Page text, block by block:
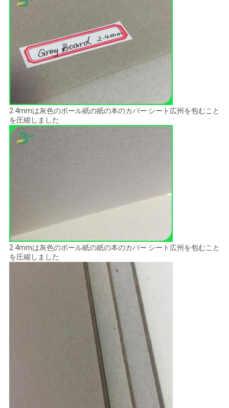
ス
件
地
イ
バ
2.4mmは灰色のボール紙の紙の本のカバー シート広州を包むこと
を圧縮しました
2.4mmは灰色のボール紙の紙の本のカバー シート広州を包むこと
を圧縮しました